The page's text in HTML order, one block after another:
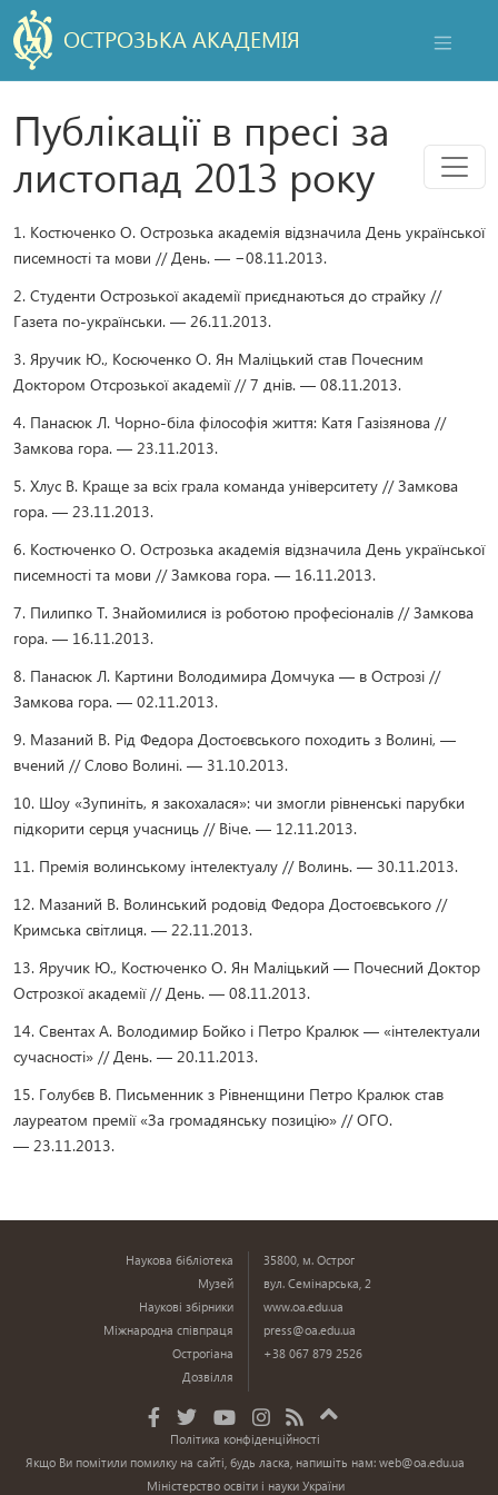
ОСТРОЗЬКА АКАДЕМІЯ
Публікації в пресі за
листопад 2013 року
Меню
1. Костюченко О. Острозька академія відзначила День української
писемності та мови // День. — −08.11.2013.
2. Студенти Острозької академії приєднаються до страйку //
Газета по-українськи. — 26.11.2013.
3. Яручик Ю., Косюченко О. Ян Маліцький став Почесним
Доктором Отсрозької академії // 7 днів. — 08.11.2013.
4. Панасюк Л. Чорно-біла філософія життя: Катя Газізянова //
Замкова гора. — 23.11.2013.
5. Хлус В. Краще за всіх грала команда університету // Замкова
гора. — 23.11.2013.
6. Костюченко О. Острозька академія відзначила День української
писемності та мови // Замкова гора. — 16.11.2013.
7. Пилипко Т. Знайомилися із роботою професіоналів // Замкова
гора. — 16.11.2013.
8. Панасюк Л. Картини Володимира Домчука — в Острозі //
Замкова гора. — 02.11.2013.
9. Мазаний В. Рід Федора Достоєвського походить з Волині, —
вчений // Слово Волині. — 31.10.2013.
10. Шоу «Зупиніть, я закохалася»: чи змогли рівненські парубки
підкорити серця учасниць // Віче. — 12.11.2013.
11. Премія волинському інтелектуалу // Волинь. — 30.11.2013.
12. Мазаний В. Волинський родовід Федора Достоєвського //
Кримська світлиця. — 22.11.2013.
13. Яручик Ю., Костюченко О. Ян Маліцький — Почесний Доктор
Острозкої академії // День. — 08.11.2013.
14. Свентах А. Володимир Бойко і Петро Кралюк — «інтелектуали
сучасності» // День. — 20.11.2013.
15. Голубєв В. Письменник з Рівненщини Петро Кралюк став
лауреатом премії «За громадянську позицію» // ОГО.
— 23.11.2013.
Наукова бібліотека
Музей
Наукові збірники
Міжнародна співпраця
Острогіана
Дозвілля
35800, м. Острог
вул. Семінарська, 2
www.oa.edu.ua
press@oa.edu.ua
+38 067 879 2526
Політика конфіденційності
Якщо Ви помітили помилку на сайті, будь ласка, напишіть нам:web@oa.edu.ua
Міністерство освіти і науки України